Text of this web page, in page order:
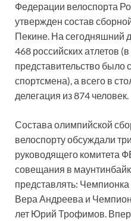
Федерации велоспорта
утвержден состав
Пекине. На сегодняшний
468 российских атлетов
представительство было
спортсмена), а всего в
делегация из 874 человек.
Состава олимпийской
велоспорту обсуждали
руководящего комитета
совещания в
представлять:
Вера Андреева и
лет Юрий Трофимов.